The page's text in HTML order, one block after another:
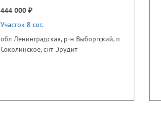
444 000 ₽
Участок 8 сот.
обл Ленинградская, р-н Выборгский, п
Соколинское, снт Эрудит